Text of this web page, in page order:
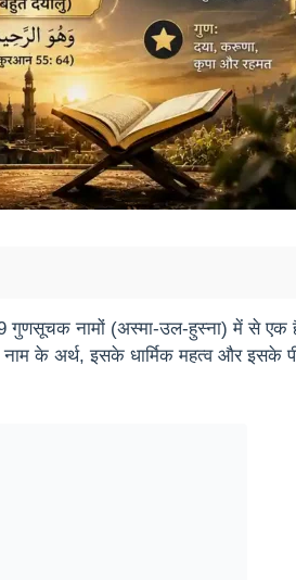
गुणसूचक नामों (अस्मा-उल-हुस्ना) में से एक
के अर्थ, इसके धार्मिक महत्व और इसके